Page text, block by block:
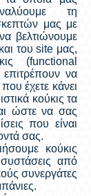
τη
μας με
βελτιώνουμε
του site μας,
(functional
να
έχετε κάνει
κούκις τα
ώστε να σας
που είναι
σας.
κούκις
από
συνεργάτες